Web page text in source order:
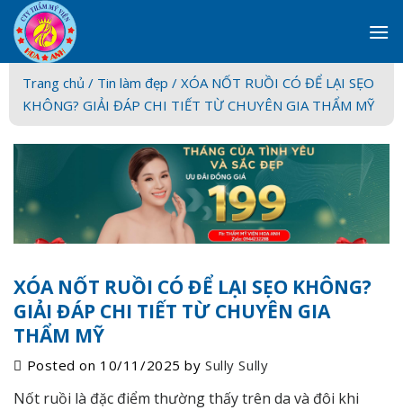
Skip
to
content
Trang chủ / Tin làm đẹp / XÓA NỐT RUỒI CÓ ĐỂ LẠI SẸO
KHÔNG? GIẢI ĐÁP CHI TIẾT TỪ CHUYÊN GIA THẨM MỸ
XÓA NỐT RUỒI CÓ ĐỂ LẠI SẸO KHÔNG?
GIẢI ĐÁP CHI TIẾT TỪ CHUYÊN GIA
THẨM MỸ
Posted on 10/11/2025 bySully Sully
Nốt ruồi là đặc điểm thường thấy trên da và đôi khi